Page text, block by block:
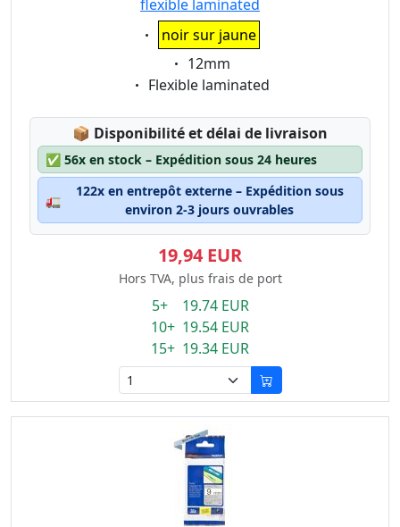
flexible laminated
Eigenschaft:
noir sur jaune
Eigenschaft:
12mm
Eigenschaft:
Flexible laminated
📦 Lagerstatus:
Disponibilité et délai de livraison
✅ 56x en stock – Expédition sous 24 heures
🚛
122x en entrepôt externe – Expédition sous
environ 2-3 jours ouvrables
19,94 EUR
Hors TVA, plus frais de port
5+ 19.74 EUR
10+ 19.54 EUR
15+ 19.34 EUR